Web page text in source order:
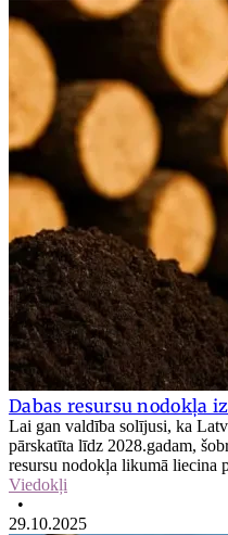
Dabas resursu nodokļa
Lai gan valdība solījusi, ka
pārskatīta līdz 2028.gadam,
resursu nodokļa likumā liecina
Viedokļi
•
29.10.2025